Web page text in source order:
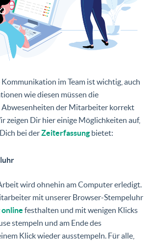
im Team ist wichtig, auch
wie diesen müssen die
der Mitarbeiter korrekt
zeigen Dir hier einige Möglichkeiten auf,
bei derZeiterfassungbietet:
wird ohnehin am Computer erledigt.
mit unserer Browser-Stempeluhr
festhalten und mit wenigen Klicks
stempeln und am Ende des
Klick wieder ausstempeln. Für alle,